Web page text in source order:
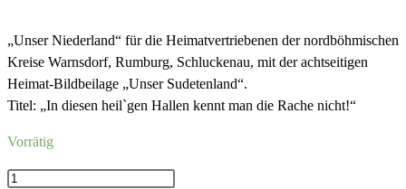
war:
8,00 €
ist:
1,18 €.
„Unser Niederland“ für die Heimatvertriebenen der nordböhmischen
Kreise Warnsdorf, Rumburg, Schluckenau, mit der achtseitigen
Heimat-Bildbeilage „Unser Sudetenland“.
Titel: „In diesen heil`gen Hallen kennt man die Rache nicht!“
Vorrätig
Folge